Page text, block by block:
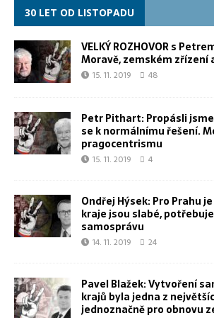
30 LET OD LISTOPADU
VELKÝ ROZHOVOR s
Moravě, zemském zřízení
15. 11. 2019 48
Petr Pithart: Propásli
se k normálnímu řešení.
pragocentrismu
15. 11. 2019 4
Ondřej Hýsek: Pro Prahu
kraje jsou slabé,
samosprávu
14. 11. 2019 24
Pavel Blažek: Vytvoření
krajů byla jedna z
jednoznačně pro obnovu